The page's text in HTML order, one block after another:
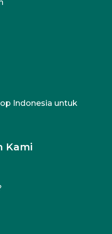
Indonesia untuk
Kami